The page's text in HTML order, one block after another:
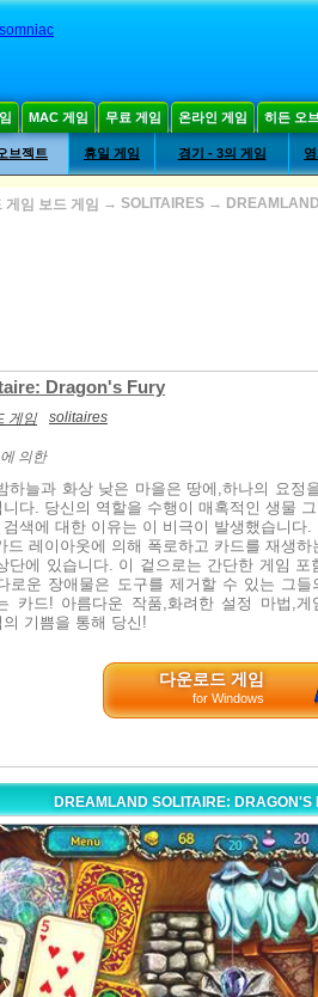
MAC 게임 무료 게임 온라인 게임 히든 오
브젝트 휴일 게임 경기 - 3의 게임
게임 보드 게임 → SOLITAIRES →
Dragon's Fury
게임 solitaires
에 의한
하늘과 화상 낮은 마을은 땅에,하나의 요정
다. 당신의 역할을 수행이 매혹적인 생물
색에 대한 이유는 이 비극이 발생했습니다.
드 레이아웃에 의해 폭로하고 카드를 재생하
단에 있습니다. 이 겉으로는 간단한 게임 포
로운 장애물은 도구를 제거할 수 있는 그
카드! 아름다운 작품,화려한 설정 마법,게
기쁨을 통해 당신!
다운로드 게임
for Windows
DREAMLAND SOLITAIRE: DRAGON'S